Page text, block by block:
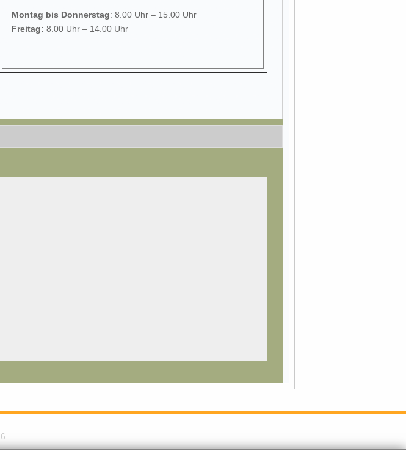
Montag bis Donnerstag: 8.00 Uhr – 15.00 Uhr
Freitag: 8.00 Uhr – 14.00 Uhr